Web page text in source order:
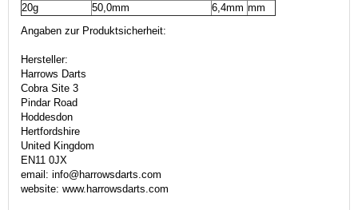
20g
50,0mm 6,4mm mm
Angaben zur Produktsicherheit:
Hersteller:
Harrows Darts
Cobra Site 3
Pindar Road
Hoddesdon
Hertfordshire
United Kingdom
EN11 0JX
email: info@harrowsdarts.com
website: www.harrowsdarts.com